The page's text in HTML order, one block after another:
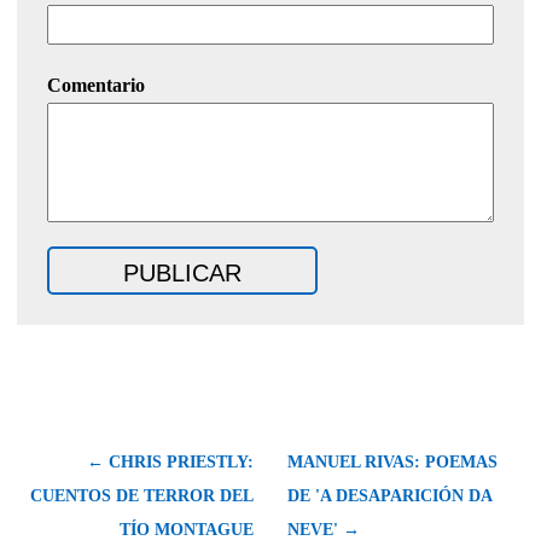
Comentario
← CHRIS PRIESTLY:
CUENTOS DE TERROR DEL
TÍO MONTAGUE
MANUEL RIVAS: POEMAS
DE 'A DESAPARICIÓN DA
NEVE' →